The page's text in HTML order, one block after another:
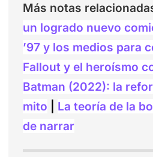
Más notas
un logrado nuevo
’97 y los medios para
Fallout y el heroísmo
Batman (2022): la
mito
La teoría de la
de narrar